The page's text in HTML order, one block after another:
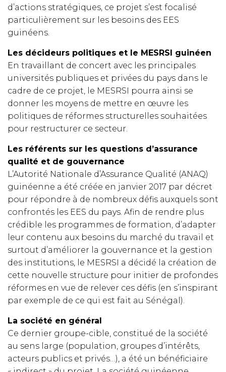
d’actions stratégiques, ce projet s’est focalisé
particulièrement sur les besoins des EES
guinéens.
Les décideurs politiques et le MESRSI guinéen
En travaillant de concert avec les principales
universités publiques et privées du pays dans le
cadre de ce projet, le MESRSI pourra ainsi se
donner les moyens de mettre en œuvre les
politiques de réformes structurelles souhaitées
pour restructurer ce secteur.
Les référents sur les questions d’assurance
qualité et de gouvernance
L’Autorité Nationale d’Assurance Qualité (ANAQ)
guinéenne a été créée en janvier 2017 par décret
pour répondre à de nombreux défis auxquels sont
confrontés les EES du pays. Afin de rendre plus
crédible les programmes de formation, d’adapter
leur contenu aux besoins du marché du travail et
surtout d’améliorer la gouvernance et la gestion
des institutions, le MESRSI a décidé la création de
cette nouvelle structure pour initier de profondes
réformes en vue de relever ces défis (en s’inspirant
par exemple de ce qui est fait au Sénégal).
La société en général
Ce dernier groupe-cible, constitué de la société
au sens large (population, groupes d’intérêts,
acteurs publics et privés…), a été un bénéficiaire